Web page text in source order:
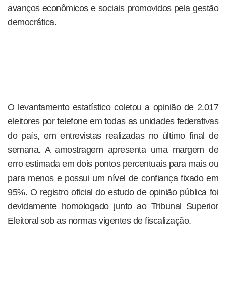
avanços econômicos e sociais promovidos pela gestão
democrática.
O levantamento estatístico coletou a opinião de 2.017
eleitores por telefone em todas as unidades federativas
do país, em entrevistas realizadas no último final de
semana. A amostragem apresenta uma margem de
erro estimada em dois pontos percentuais para mais ou
para menos e possui um nível de confiança fixado em
95%. O registro oficial do estudo de opinião pública foi
devidamente homologado junto ao Tribunal Superior
Eleitoral sob as normas vigentes de fiscalização.